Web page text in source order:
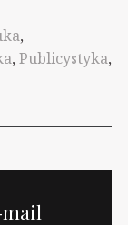
,
, Publicystyka,